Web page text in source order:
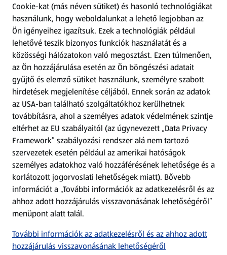
Kérdőív
Fizetési lehetőségek
ALDI utalványok
Árcsökkentés
Adattörlő alkalmazás
Szervizpont
(új oldalon nyílik meg)
Fedezz fel minket az interneten!
Töltsd le az ALDI Magyarország applikációt!
Cookie-kat (más néven sütiket) és hasonló technológiákat
használunk, hogy weboldalunkat a lehető legjobban az
Ön igényeihez igazítsuk. Ezek a technológiák például
lehetővé teszik bizonyos funkciók használatát és a
közösségi hálózatokon való megosztást. Ezen túlmenően,
az Ön hozzájárulása esetén az Ön böngészési adatait
gyűjtő és elemző sütiket használunk, személyre szabott
hirdetések megjelenítése céljából. Ennek során az adatok
az USA-ban található szolgáltatókhoz kerülhetnek
továbbításra, ahol a személyes adatok védelmének szintje
eltérhet az EU szabályaitól (az úgynevezett „Data Privacy
Framework” szabályozási rendszer alá nem tartozó
szervezetek esetén például az amerikai hatóságok
személyes adatokhoz való hozzáférésének lehetősége és a
korlátozott jogorvoslati lehetőségek miatt). Bővebb
információt a „További információk az adatkezelésről és az
ahhoz adott hozzájárulás visszavonásának lehetőségéről”
menüpont alatt talál.
További információk az adatkezelésről és az ahhoz adott
hozzájárulás visszavonásának lehetőségéről